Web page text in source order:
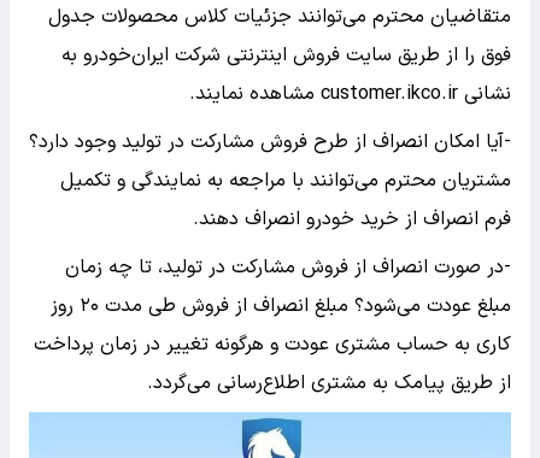
متقاضیان محترم می‌توانند جزئیات کلاس محصولات جدول
فوق را از طریق سایت فروش اینترنتی شرکت ایران‌خودرو به
نشانی customer.ikco.ir مشاهده نمایند.
-آیا امکان انصراف از طرح فروش مشارکت در تولید وجود دارد؟
مشتریان محترم می‌توانند با مراجعه به نمایندگی و تکمیل
فرم انصراف از خرید خودرو انصراف دهند.
-در صورت انصراف از فروش مشارکت در تولید، تا چه زمان
مبلغ عودت می‌شود؟ مبلغ انصراف از فروش طی مدت ۲۰ روز
کاری به حساب مشتری عودت و هرگونه تغییر در زمان پرداخت
از طریق پیامک به مشتری اطلاع‌رسانی می‌گردد.